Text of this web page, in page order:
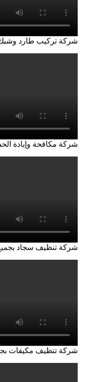
شركة تركيب طارد وشبك
شركة مكافحة وإبادة
شركة تنظيف سجاد
شركة تنظيف مكيفات